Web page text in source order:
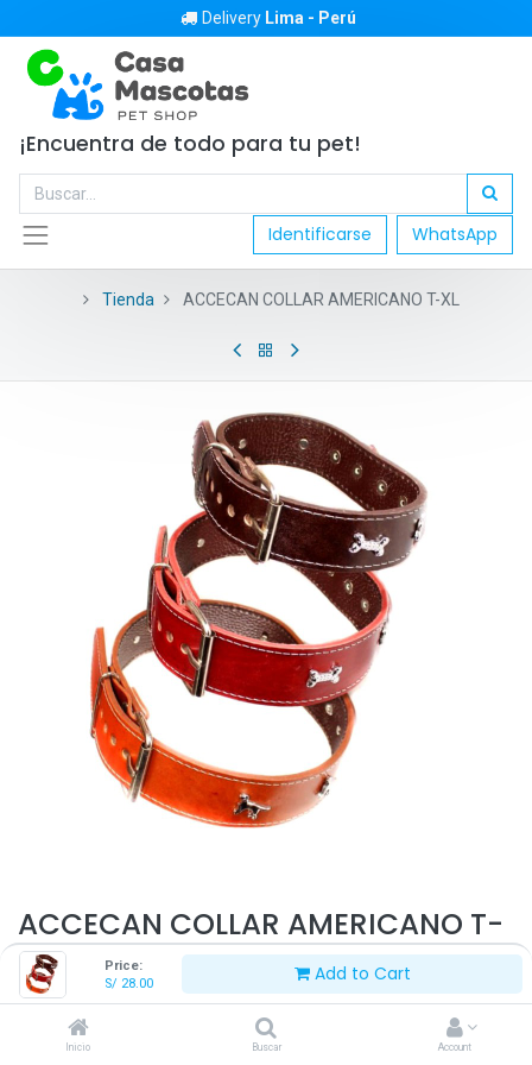
Price:
S/ 28.00 Add to Cart
Inicio Buscar Account
Delivery Lima - Perú
¡Encuentra de todo para tu pet!
Identificarse WhatsApp
Tienda ACCECAN COLLAR AMERICANO T-XL
ACCECAN COLLAR AMERICANO T-
XL
Este producto ya no está disponible.